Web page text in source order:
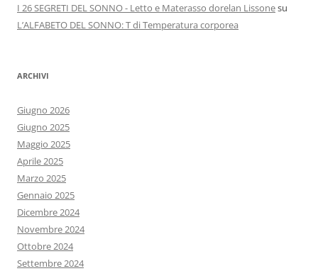
I 26 SEGRETI DEL SONNO - Letto e Materasso dorelan Lissonesu
L’ALFABETO DEL SONNO: T di Temperatura corporea
ARCHIVI
Giugno 2026
Giugno 2025
Maggio 2025
Aprile 2025
Marzo 2025
Gennaio 2025
Dicembre 2024
Novembre 2024
Ottobre 2024
Settembre 2024